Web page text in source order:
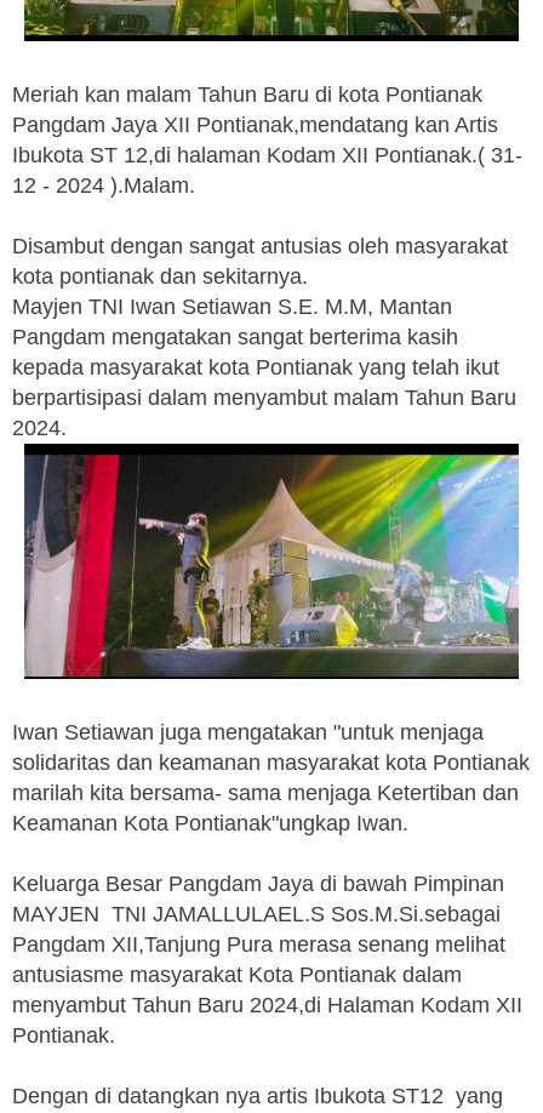
Meriah kan malam Tahun Baru di kota Pontianak
Pangdam Jaya XII Pontianak,mendatang kan Artis
Ibukota ST 12,di halaman Kodam XII Pontianak.( 31-
12 - 2024 ).Malam.
Disambut dengan sangat antusias oleh masyarakat
kota pontianak dan sekitarnya.
Mayjen TNI Iwan Setiawan S.E. M.M, Mantan
Pangdam mengatakan sangat berterima kasih
kepada masyarakat kota Pontianak yang telah ikut
berpartisipasi dalam menyambut malam Tahun Baru
2024.
Iwan Setiawan juga mengatakan "untuk menjaga
solidaritas dan keamanan masyarakat kota Pontianak
marilah kita bersama- sama menjaga Ketertiban dan
Keamanan Kota Pontianak"ungkap Iwan.
Keluarga Besar Pangdam Jaya di bawah Pimpinan
MAYJEN TNI JAMALLULAEL.S Sos.M.Si.sebagai
Pangdam XII,Tanjung Pura merasa senang melihat
antusiasme masyarakat Kota Pontianak dalam
menyambut Tahun Baru 2024,di Halaman Kodam XII
Pontianak.
Dengan di datangkan nya artis Ibukota ST12 yang